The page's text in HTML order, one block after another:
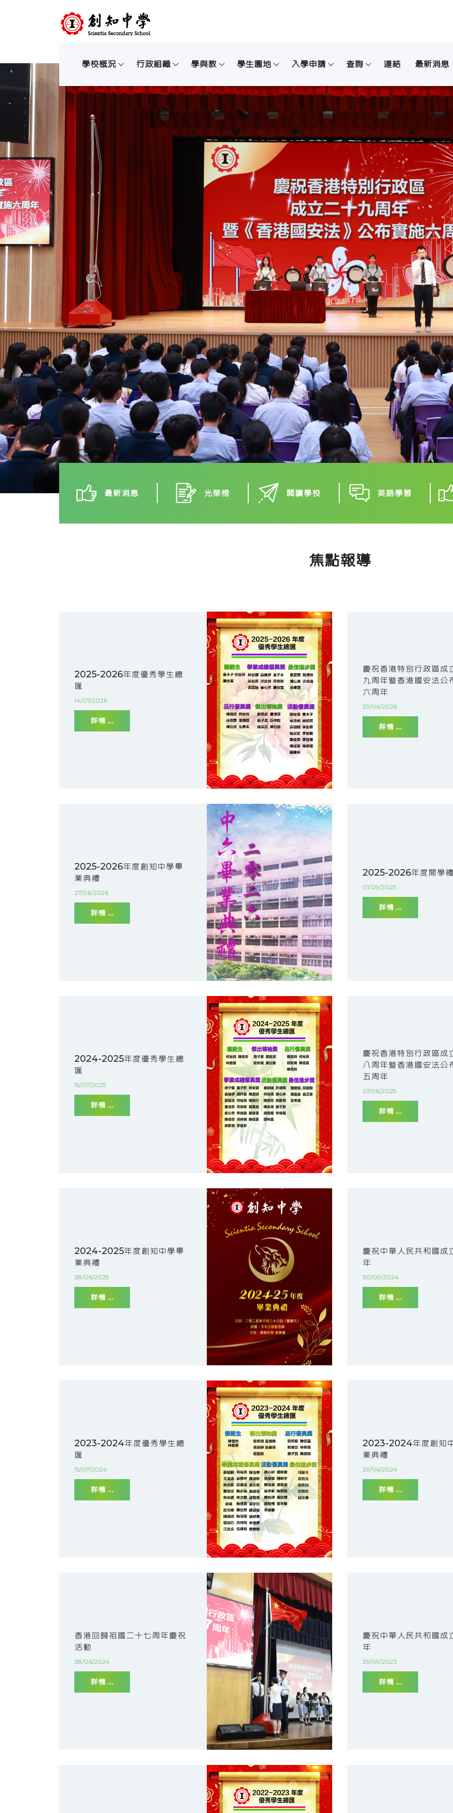
學校概況 行政組織 學與教 學生園地 入學申請 查詢 連結 最新消息
最新消息 光榮榜 閱讀學校 英語學習
焦點報導
2025-2026年度優秀學生總
匯
14/07/2026
詳情 ...
慶祝香港特別行政區成
九周年暨香港國安法公
六周年
29/06/2026
詳情 ...
2025-2026年度創知中學畢
業典禮
27/06/2026
詳情 ...
2025-2026年度開學
01/09/2025
詳情 ...
2024-2025年度優秀學生總
匯
15/07/2025
詳情 ...
慶祝香港特別行政區成
八周年暨香港國安法公
五周年
27/06/2025
詳情 ...
2024-2025年度創知中學畢
業典禮
28/06/2025
詳情 ...
慶祝中華人民共和國成
年
30/09/2024
詳情 ...
2023-2024年度優秀學生總
匯
15/07/2024
詳情 ...
2023-2024年度創知
業典禮
29/06/2024
詳情 ...
香港回歸祖國二十七周年慶祝
活動
28/06/2024
詳情 ...
慶祝中華人民共和國成
年
29/09/2023
詳情 ...